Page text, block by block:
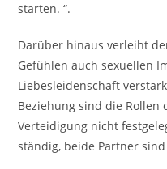
starten. “.
Darüber hinaus verleiht
Gefühlen auch sexuellen
Liebesleidenschaft
Beziehung sind die Rollen
Verteidigung nicht
ständig, beide Partner